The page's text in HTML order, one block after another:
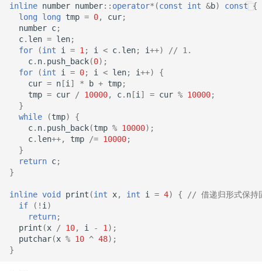
inline number number:: operator* (const int &b) const
{
long
long tmp = 0, cur;
number c;
c. len = len;
for
(int i = 1 ; i < c. len; i++)
// 1.
c. n. push_back(0);
for
(int i = 0; i < len; i++)
{
cur = n [i ] * b + tmp;
tmp = cur / 10000, c. n [i ] = cur % 10000;
}
while
(tmp)
{
c. n. push_back(tmp % 10000);
c. len++, tmp /= 10000;
}
return c;
}
inline void print (int x, int i = 4) {
// 借递归形式保持
if
( ! i )
return;
print (x / 10, i - 1 );
putchar(x % 10 ^ 48);
}